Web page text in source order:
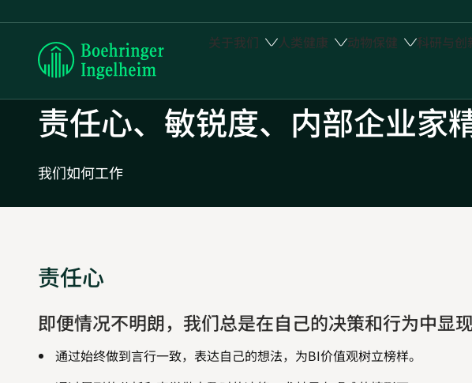
Boehringer
关于我们 人类健康 动物保健 科研与创
责任心、敏锐度、内部企业家
我们如何工作
责任心
即便情况不明朗，我们总是在自己的决策和行为中显
通过始终做到言行一致，表达自己的想法，为BI价值观树立榜样。